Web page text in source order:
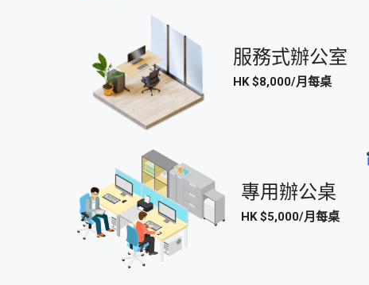
服務式辦公室
HK $8,000/月每桌
專用辦公桌
HK $5,000/月每桌